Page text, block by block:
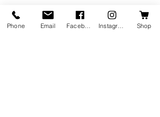
מוצרים דומים
Phone Email Shop